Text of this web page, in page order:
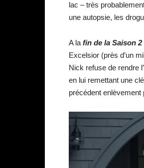
lac – très
une autopsie, les
A la fin de la Saison 2
Excelsior (près d’un
Nick refuse de rendre
en lui remettant une
précédent enlèvement